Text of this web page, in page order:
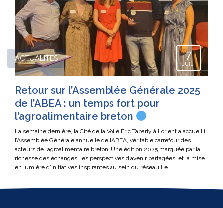
ACTUALITÉS 7
JUIL.
Retour sur l’Assemblée Générale 2025
de l’ABEA : un temps fort pour
l’agroalimentaire breton
La semaine dernière, la Cité de la Voile Éric Tabarly à Lorient a accueilli
l’Assemblée Générale annuelle de l’ABEA, véritable carrefour des
acteurs de l’agroalimentaire breton. Une édition 2025 marquée par la
richesse des échanges, les perspectives d’avenir partagées, et la mise
en lumière d’initiatives inspirantes au sein du réseau.Le...